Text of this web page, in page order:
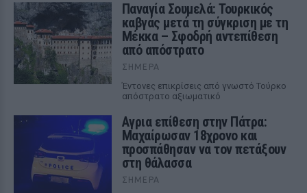
Παναγία Σουμελά: Τουρκικός
καβγάς μετά τη σύγκριση με τη
Μέκκα – Σφοδρή αντεπίθεση
από απόστρατο
ΣΉΜΕΡΑ
Έντονες επικρίσεις από γνωστό Τούρκο
απόστρατο αξιωματικό
Αγρια επίθεση στην Πάτρα:
Μαχαίρωσαν 18χρονο και
προσπάθησαν να τον πετάξουν
στη θάλασσα
ΣΉΜΕΡΑ